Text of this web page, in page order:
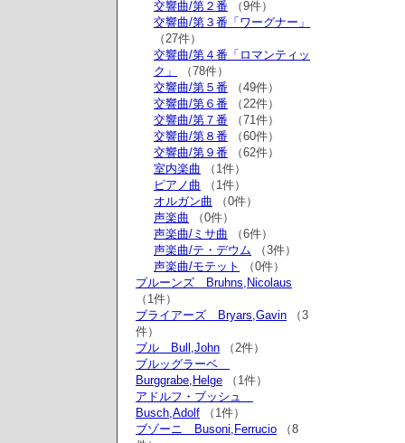
交響曲/第２番 （9件）
交響曲/第３番「ワーグナー」
（27件）
交響曲/第４番「ロマンティッ
ク」
（78件）
交響曲/第５番 （49件）
交響曲/第６番 （22件）
交響曲/第７番 （71件）
交響曲/第８番 （60件）
交響曲/第９番 （62件）
室内楽曲 （1件）
ピアノ曲 （1件）
オルガン曲 （0件）
声楽曲 （0件）
声楽曲/ミサ曲 （6件）
声楽曲/テ・デウム （3件）
声楽曲/モテット
（0件）
ブルーンズ Bruhns,Nicolaus
（1件）
ブライアーズ Bryars,Gavin （3
件）
ブル Bull,John （2件）
ブルッグラーベ
Burggrabe,Helge （1件）
アドルフ・ブッシュ
Busch,Adolf （1件）
ブゾーニ Busoni,Ferrucio （8